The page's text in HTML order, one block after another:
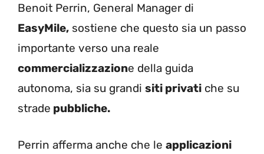
Benoit Perrin, General Manager di
EasyMile, sostiene che questo sia un passo
importante verso una reale
commercializzazione della guida
autonoma, sia su grandi siti privati che su
strade pubbliche.
Perrin afferma anche che le applicazioni